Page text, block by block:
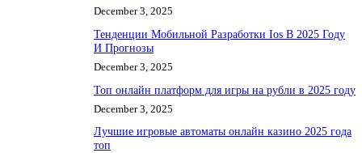
December 3, 2025
Тенденции Мобильной Разработки Ios В 2025 Году
И Прогнозы
December 3, 2025
Топ онлайн платформ для игры на рубли в 2025 году
December 3, 2025
Лучшие игровые автоматы онлайн казино 2025 года
топ